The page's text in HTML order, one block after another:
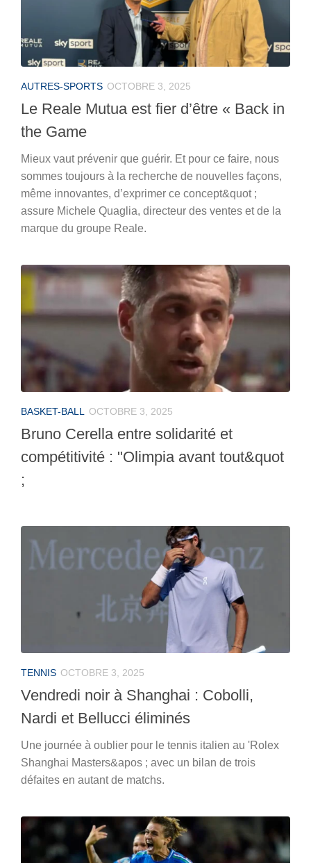
AUTRES-SPORTS OCTOBRE 3, 2025
Le Reale Mutua est fier d’être « Back in
the Game
Mieux vaut prévenir que guérir. Et pour ce faire, nous
sommes toujours à la recherche de nouvelles façons,
même innovantes, d’exprimer ce concept&quot ;
assure Michele Quaglia, directeur des ventes et de la
marque du groupe Reale.
BASKET-BALL OCTOBRE 3, 2025
Bruno Cerella entre solidarité et
compétitivité : "Olimpia avant tout&quot
;
TENNIS OCTOBRE 3, 2025
Vendredi noir à Shanghai : Cobolli,
Nardi et Bellucci éliminés
Une journée à oublier pour le tennis italien au 'Rolex
Shanghai Masters&apos ; avec un bilan de trois
défaites en autant de matchs.